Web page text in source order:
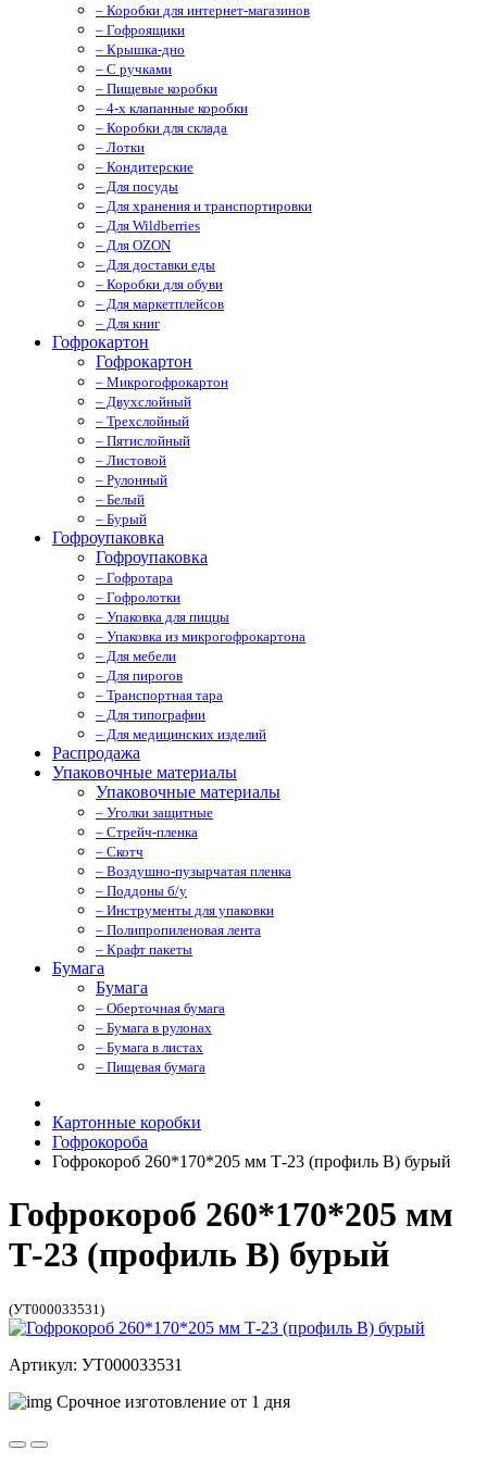
– Коробки для интернет-магазинов
– Гофроящики
– Крышка-дно
– С ручками
– Пищевые коробки
– 4-х клапанные коробки
– Коробки для склада
– Лотки
– Кондитерские
– Для посуды
– Для хранения и транспортировки
– Для Wildberries
– Для OZON
– Для доставки еды
– Коробки для обуви
– Для маркетплейсов
– Для книг
Гофрокартон
Гофрокартон
– Микрогофрокартон
– Двухслойный
– Трехслойный
– Пятислойный
– Листовой
– Рулонный
– Белый
– Бурый
Гофроупаковка
Гофроупаковка
– Гофротара
– Гофролотки
– Упаковка для пиццы
– Упаковка из микрогофрокартона
– Для мебели
– Для пирогов
– Транспортная тара
– Для типографии
– Для медицинских изделий
Распродажа
Упаковочные материалы
Упаковочные материалы
– Уголки защитные
– Стрейч-пленка
– Скотч
– Воздушно-пузырчатая пленка
– Поддоны б/у
– Инструменты для упаковки
– Полипропиленовая лента
– Крафт пакеты
Бумага
Бумага
– Оберточная бумага
– Бумага в рулонах
– Бумага в листах
– Пищевая бумага
Картонные коробки
Гофрокороба
Гофрокороб 260*170*205 мм Т-23 (профиль B) бурый
Гофрокороб 260*170*205 мм
Т-23 (профиль B) бурый
(УТ000033531)
Артикул: УТ000033531
Срочное изготовление от 1 дня